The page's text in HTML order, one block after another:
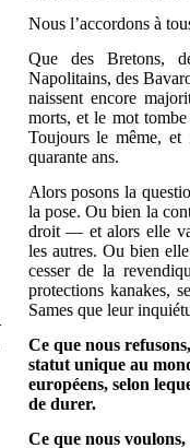
Nous l’accordons à
Que des Bretons,
Napolitains, des
naissent encore
morts, et le mot
Toujours le même, et
quarante ans.
Alors posons la
la pose. Ou bien la
droit — et alors elle
les autres. Ou bien
cesser de la
protections kanakes,
Sames que leur
Ce que nous
statut unique au
européens, selon
de durer.
Ce que nous